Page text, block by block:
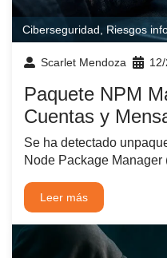
Ciberseguridad Riesgos
Scarlet Mendoza
Paquete NPM
Cuentas y
Se ha detectado
Node Package
Leer más